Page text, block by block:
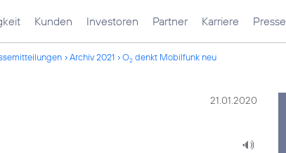
Kunden Investoren Partner Karriere Presse
Archiv 2021 O2 denkt Mobilfunk neu
21.01.2020